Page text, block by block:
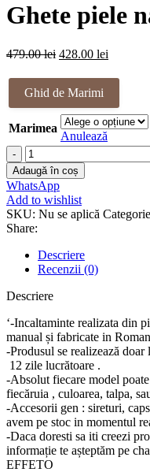
Ghete piele
479.00lei Prețul
a
fost:
479.00 lei.
428.00 lei
este:
Ghid de Marimi
Marimea
Anulează
Cantitate
Ghete
piele
naturala
Diana
Adaugă în coș
WhatsApp
Add to wishlist
SKU: Nu se aplică
Share:
Descriere
Recenzii (0)
Descriere
‘-Incaltaminte realizata din
manual și fabricate in
-Produsul se realizează
12 zile lucrătoare .
-Absolut fiecare model
fiecăruia , culoarea, talpa,
-Accesorii gen : sireturi,
avem pe stoc in momentul
-Daca doresti sa iti creezi
informație te așteptăm pe
EFFETO